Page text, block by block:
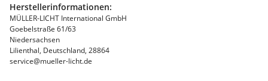
Herstellerinformationen:
MÜLLER-LICHT International GmbH
Goebelstraße 61/63
Niedersachsen
Lilienthal, Deutschland, 28864
service@mueller-licht.de